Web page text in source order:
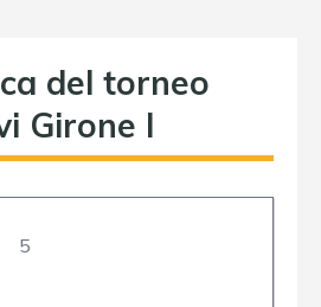
del torneo
Girone I
5